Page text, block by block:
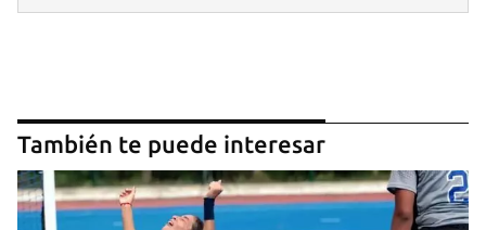
También te puede interesar